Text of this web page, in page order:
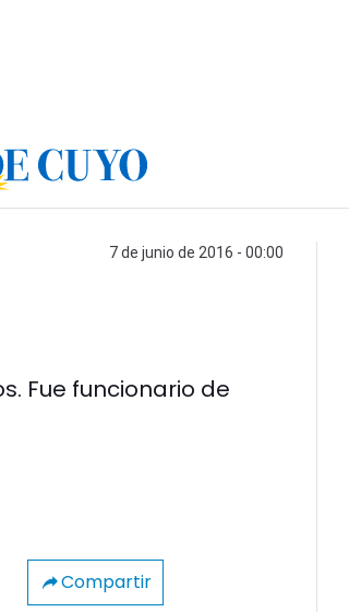
7 de junio de 2016 - 00:00
Fue funcionario de
Compartir